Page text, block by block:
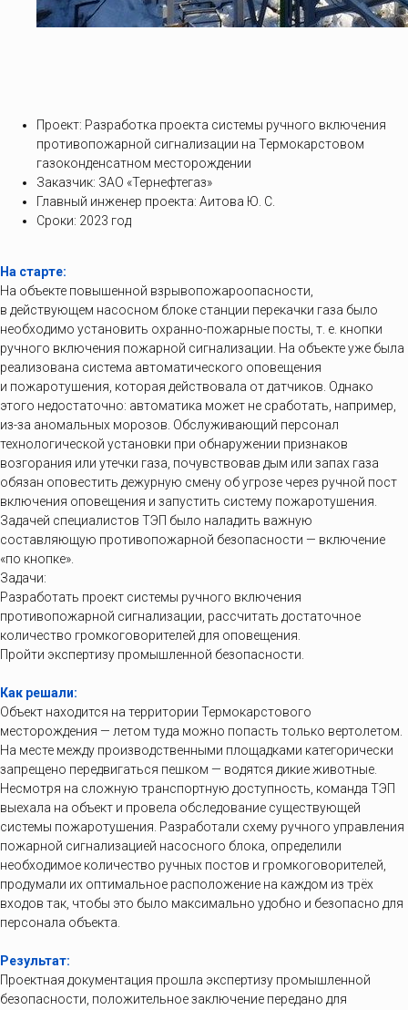
Проект: Разработка проекта системы ручного включения
противопожарной сигнализации на Термокарстовом
газоконденсатном месторождении
Заказчик: ЗАО «Тернефтегаз»
Главный инженер проекта: Аитова Ю. С.
Сроки: 2023 год
На старте:
На объекте повышенной взрывопожароопасности,
в действующем насосном блоке станции перекачки газа было
необходимо установить охранно-пожарные посты, т. е. кнопки
ручного включения пожарной сигнализации. На объекте уже была
реализована система автоматического оповещения
и пожаротушения, которая действовала от датчиков. Однако
этого недостаточно: автоматика может не сработать, например,
из-за аномальных морозов. Обслуживающий персонал
технологической установки при обнаружении признаков
возгорания или утечки газа, почувствовав дым или запах газа
обязан оповестить дежурную смену об угрозе через ручной пост
включения оповещения и запустить систему пожаротушения.
Задачей специалистов ТЭП было наладить важную
составляющую противопожарной безопасности — включение
«по кнопке».
Задачи:
Разработать проект системы ручного включения
противопожарной сигнализации, рассчитать достаточное
количество громкоговорителей для оповещения.
Пройти экспертизу промышленной безопасности.
Как решали:
Объект находится на территории Термокарстового
месторождения — летом туда можно попасть только вертолетом.
На месте между производственными площадками категорически
запрещено передвигаться пешком — водятся дикие животные.
Несмотря на сложную транспортную доступность, команда ТЭП
выехала на объект и провела обследование существующей
системы пожаротушения. Разработали схему ручного управления
пожарной сигнализацией насосного блока, определили
необходимое количество ручных постов и громкоговорителей,
продумали их оптимальное расположение на каждом из трёх
входов так, чтобы это было максимально удобно и безопасно для
персонала объекта.
Результат:
Проектная документация прошла экспертизу промышленной
безопасности, положительное заключение передано для